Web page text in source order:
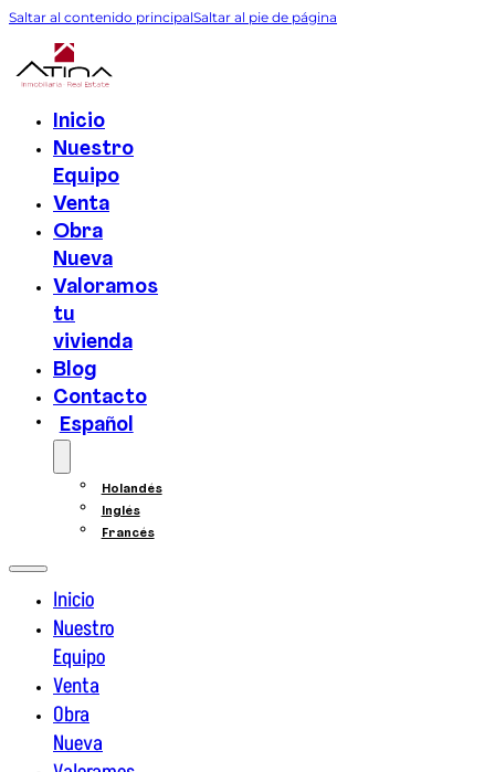
Saltar al contenido principalSaltar al pie de página
Inicio
Nuestro
Equipo
Venta
Obra
Nueva
Valoramos
tu
vivienda
Blog
Contacto
Español
Holandés
Inglés
Francés
Inicio
Nuestro
Equipo
Venta
Obra
Nueva